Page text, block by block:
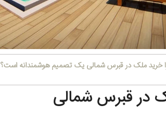
خرید ملک در قبرس شمالی یک تصمیم هوشمندانه است؟
در قبرس شمالی